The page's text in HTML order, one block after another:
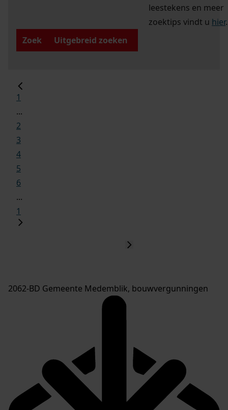
leestekens en meer
zoektips vindt u hier.
Zoek
Uitgebreid zoeken
1
...
2
3
4
5
6
...
1
2062-BD Gemeente Medemblik, bouwvergunningen